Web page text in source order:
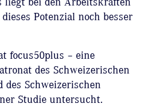
liegt bei den Arbeitskräften
Potenzial noch besser
focus50plus – eine
des Schweizerischen
des Schweizerischen
Studie untersucht.